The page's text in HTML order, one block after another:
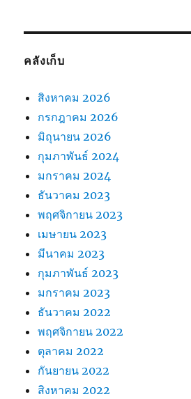
คลังเก็บ
สิงหาคม 2026
กรกฎาคม 2026
มิถุนายน 2026
กุมภาพันธ์ 2024
มกราคม 2024
ธันวาคม 2023
พฤศจิกายน 2023
เมษายน 2023
มีนาคม 2023
กุมภาพันธ์ 2023
มกราคม 2023
ธันวาคม 2022
พฤศจิกายน 2022
ตุลาคม 2022
กันยายน 2022
สิงหาคม 2022